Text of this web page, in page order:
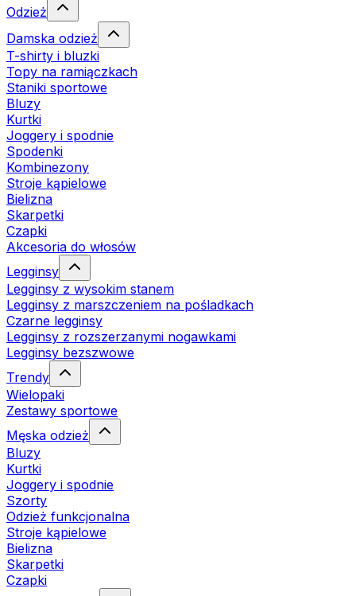
Odzież
Damska odzież
T-shirty i bluzki
Topy na ramiączkach
Staniki sportowe
Bluzy
Kurtki
Joggery i spodnie
Spodenki
Kombinezony
Stroje kąpielowe
Bielizna
Skarpetki
Czapki
Akcesoria do włosów
Legginsy
Legginsy z wysokim stanem
Legginsy z marszczeniem na pośladkach
Czarne legginsy
Legginsy z rozszerzanymi nogawkami
Legginsy bezszwowe
Trendy
Wielopaki
Zestawy sportowe
Męska odzież
Bluzy
Kurtki
Joggery i spodnie
Szorty
Odzież funkcjonalna
Stroje kąpielowe
Bielizna
Skarpetki
Czapki